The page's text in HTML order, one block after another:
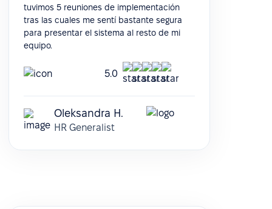
tuvimos 5 reuniones de implementación
tras las cuales me sentí bastante segura
para presentar el sistema al resto de mi
equipo.
5.0
Oleksandra H.
HR Generalist